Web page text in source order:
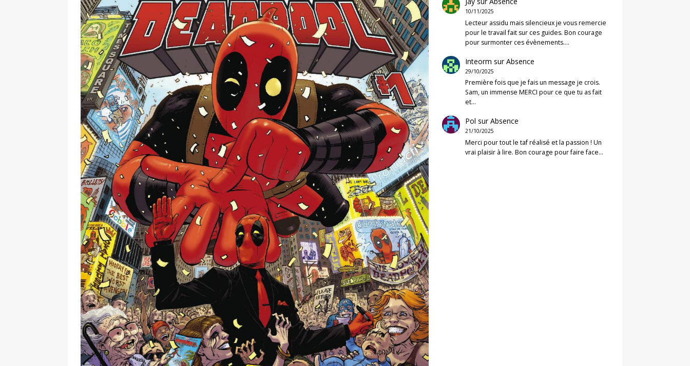
10/11/2025
Lecteur assidu mais silencieux je vous remercie
pour le travail fait sur ces guides. Bon courage
pour surmonter ces évènements.…
Inteorm surAbsence
29/10/2025
Première fois que je fais un message je crois.
Sam, un immense MERCI pour ce que tu as fait
et…
Pol surAbsence
21/10/2025
Merci pour tout le taf réalisé et la passion ! Un
vrai plaisir à lire. Bon courage pour faire face…